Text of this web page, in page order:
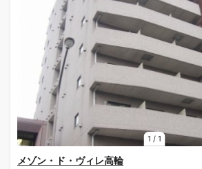
1 / 1
メゾン・ド・ヴィレ高輪